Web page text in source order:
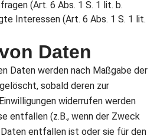
(Art. 6 Abs. 1 S. 1 lit. b.
Interessen (Art. 6 Abs. 1 S. 1 lit.
Daten
Daten werden nach Maßgabe der
sobald deren zur
widerrufen werden
entfallen (z.B., wenn der Zweck
entfallen ist oder sie für den